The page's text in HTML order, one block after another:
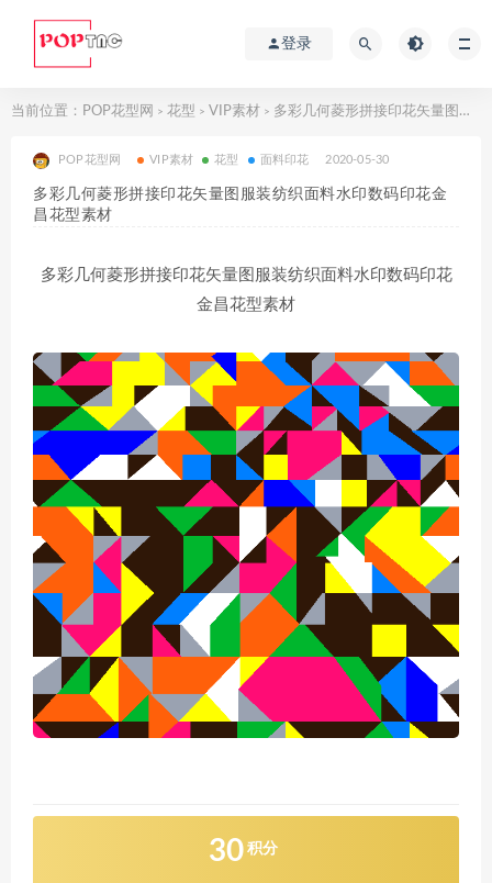
登录
当前位置： POP花型网 > 花型 > VIP素材 > 多彩几何菱形拼接印花矢量图服装纺织面料水印数码印花金昌花型素材
POP花型网 VIP素材 花型 面料印花 2020-05-30
多彩几何菱形拼接印花矢量图服装纺织面料水印数码印花金
昌花型素材
多彩几何菱形拼接印花矢量图服装纺织面料水印数码印花
金昌花型素材
30 积分